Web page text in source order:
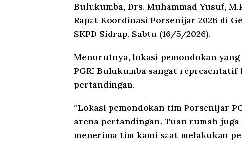
Bulukumba, Drs. Muhammad Yusuf,
Rapat Koordinasi Porsenijar 2026 di
SKPD Sidrap, Sabtu (16/5/2026).
Menurutnya, lokasi pemondokan
PGRI Bulukumba sangat
pertandingan.
“Lokasi pemondokan tim Porsenijar
arena pertandingan. Tuan rumah
menerima tim kami saat melakukan